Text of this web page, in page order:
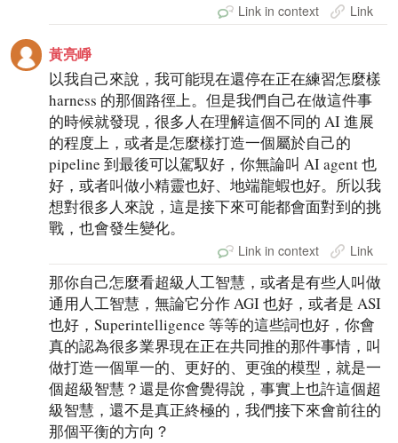
Link in context Link
黃亮崢
以我自己來說，我可能現在還停在正在練習怎麼樣
harness 的那個路徑上。但是我們自己在做這件事
的時候就發現，很多人在理解這個不同的 AI 進展
的程度上，或者是怎麼樣打造一個屬於自己的
pipeline 到最後可以駕馭好，你無論叫 AI agent 也
好，或者叫做小精靈也好、地端龍蝦也好。所以我
想對很多人來說，這是接下來可能都會面對到的挑
戰，也會發生變化。
Link in context Link
那你自己怎麼看超級人工智慧，或者是有些人叫做
通用人工智慧，無論它分作 AGI 也好，或者是 ASI
也好，Superintelligence 等等的這些詞也好，你會
真的認為很多業界現在正在共同推的那件事情，叫
做打造一個單一的、更好的、更強的模型，就是一
個超級智慧？還是你會覺得說，事實上也許這個超
級智慧，還不是真正終極的，我們接下來會前往的
那個平衡的方向？